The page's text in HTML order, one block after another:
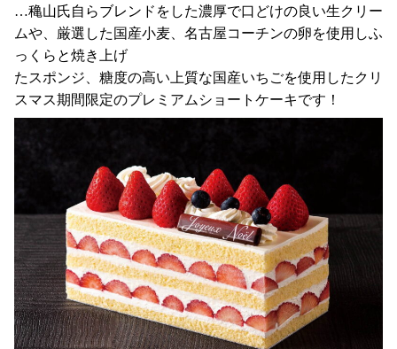
…穐山氏自らブレンドをした濃厚で口どけの良い生クリー
ムや、厳選した国産小麦、名古屋コーチンの卵を使用しふ
っくらと焼き上げ
たスポンジ、糖度の高い上質な国産いちごを使用したクリ
スマス期間限定のプレミアムショートケーキです！